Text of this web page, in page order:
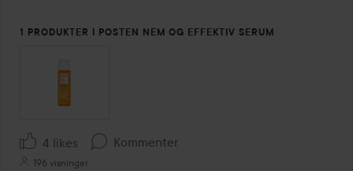
1 PRODUKTER I POSTEN NEM OG EFFEKTIV SERUM
4 likes Kommenter
196 visninger